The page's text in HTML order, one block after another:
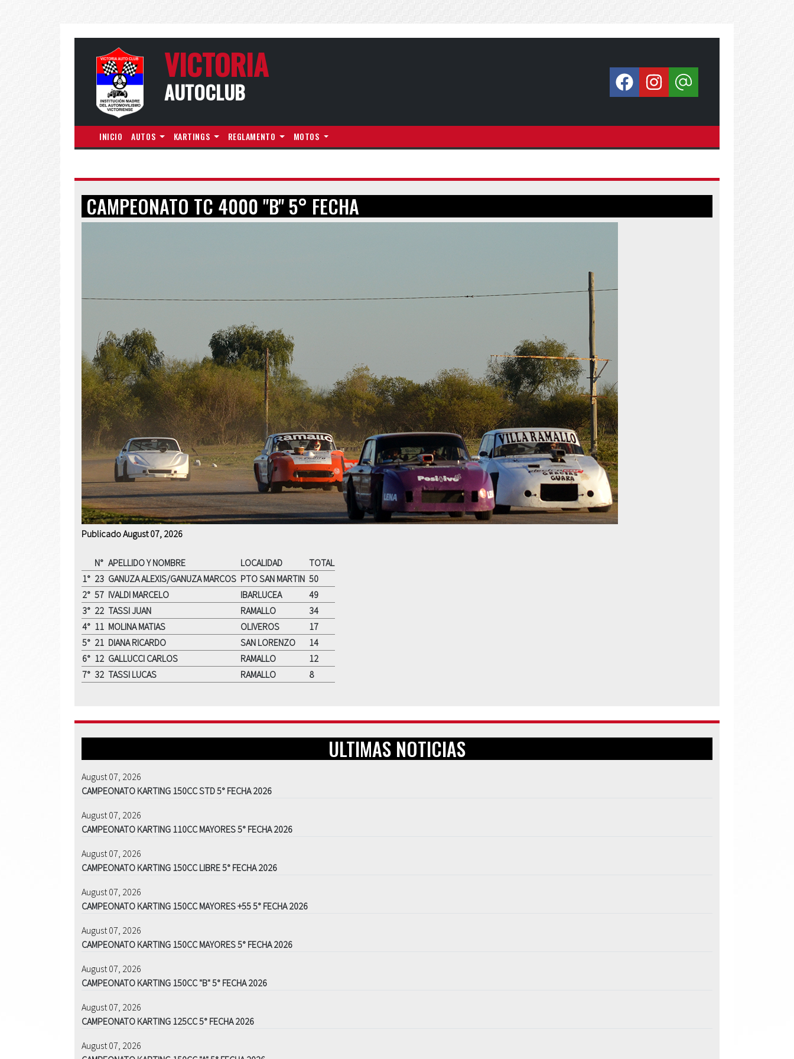
VICTORIA
AUTOCLUB
INICIO AUTOS KARTINGS REGLAMENTO MOTOS
CAMPEONATO TC 4000 "B" 5° FECHA
Publicado August 07, 2026
N° APELLIDO Y NOMBRE LOCALIDAD
TOTAL
1° 23 GANUZA ALEXIS/GANUZA MARCOS PTO SAN MARTIN 50
2° 57 IVALDI MARCELO IBARLUCEA
49
3° 22 TASSI JUAN RAMALLO
34
4° 11 MOLINA MATIAS OLIVEROS
17
5° 21 DIANA RICARDO SAN LORENZO
14
6° 12 GALLUCCI CARLOS RAMALLO
12
7° 32 TASSI LUCAS RAMALLO 8
ULTIMAS NOTICIAS
August 07, 2026
CAMPEONATO KARTING 150CC STD 5° FECHA 2026
August 07, 2026
CAMPEONATO KARTING 110CC MAYORES 5° FECHA 2026
August 07, 2026
CAMPEONATO KARTING 150CC LIBRE 5° FECHA 2026
August 07, 2026
CAMPEONATO KARTING 150CC MAYORES +55 5° FECHA 2026
August 07, 2026
CAMPEONATO KARTING 150CC MAYORES 5° FECHA 2026
August 07, 2026
CAMPEONATO KARTING 150CC "B" 5° FECHA 2026
August 07, 2026
CAMPEONATO KARTING 125CC 5° FECHA 2026
August 07, 2026